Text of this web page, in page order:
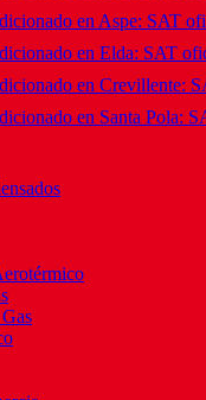
en Aspe: SAT
en Elda: SAT
en Crevillente:
en Santa Pola: